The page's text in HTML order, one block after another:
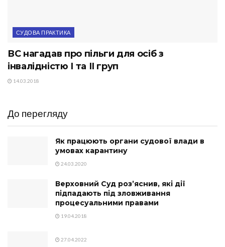
СУДОВА ПРАКТИКА
ВС нагадав про пільги для осіб з
інвалідністю І та ІІ груп
14.03.2018
До перегляду
Як працюють органи судової влади в
умовах карантину
24.03.2020
Верховний Суд роз’яснив, які дії
підпадають під зловживання
процесуальними правами
19.04.2018
27.04.2022